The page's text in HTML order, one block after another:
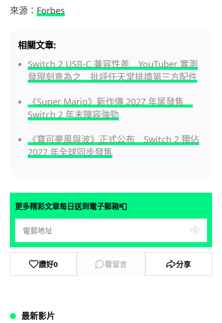
來源： Forbes
相關文章:
Switch 2 USB-C 兼容性差 YouTuber 實測
發現刻意為之 批評任天堂排擠第三方配件
《Super Mario》新作傳 2027 年尾發售
Switch 2 年末陣容強勁
《寶可夢風與波》正式公布 Switch 2 獨佔
2027 年全球同步發售
更多精彩文章每日送到電子郵箱📮
讚好0 看留言 分享
最新影片